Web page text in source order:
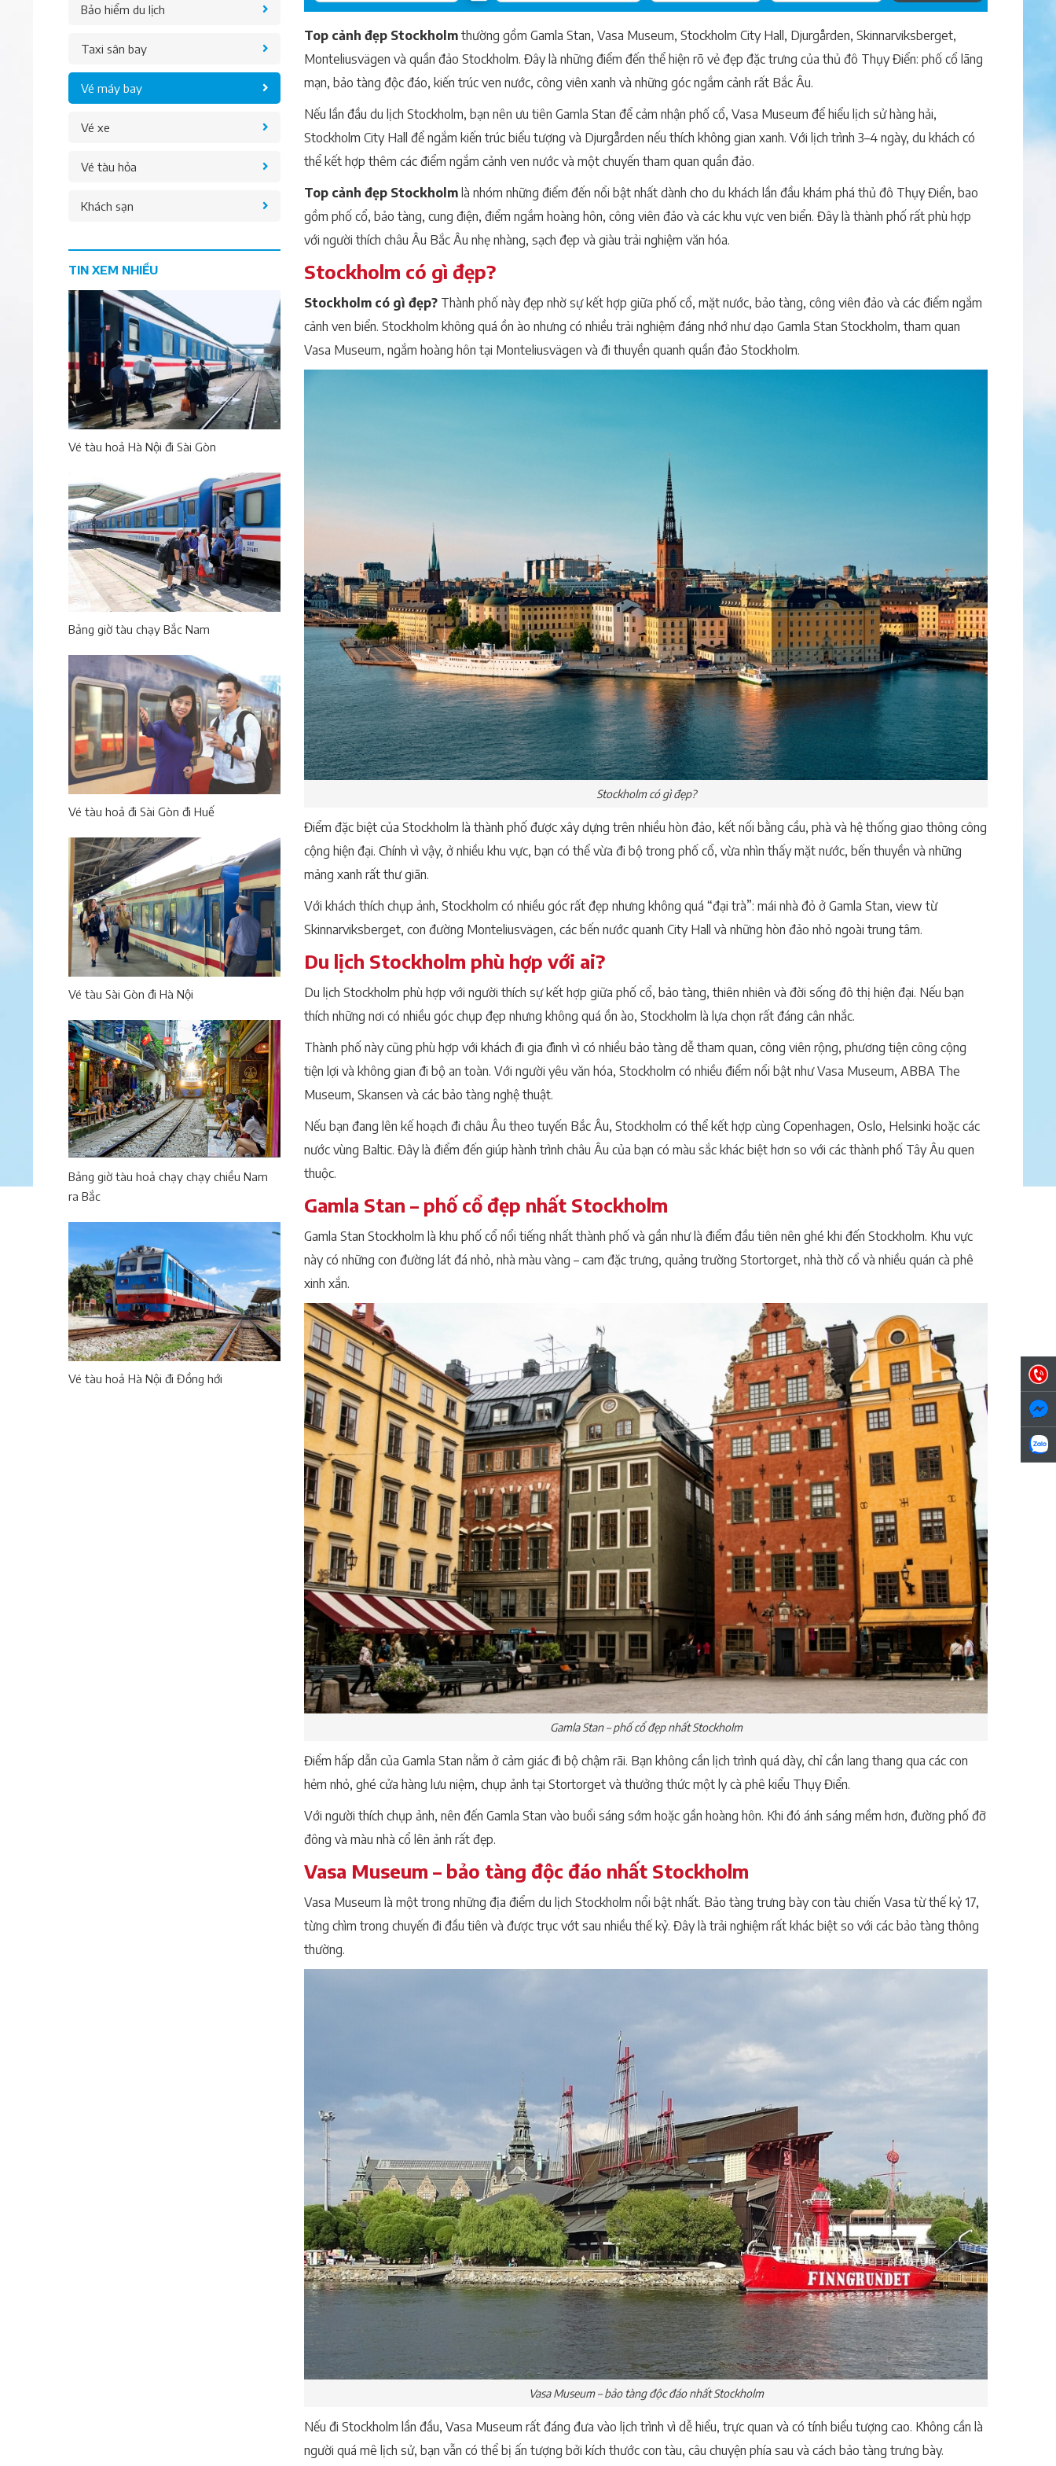
Bảo hiểm du lịch
Taxi sân bay
Vé máy bay
Vé xe
Vé tàu hỏa
Khách sạn
TIN XEM NHIỀU
Vé tàu hoả Hà Nội đi Sài Gòn
Bảng giờ tàu chạy Bắc Nam
Vé tàu hoả đi Sài Gòn đi Huế
Vé tàu Sài Gòn đi Hà Nội
Bảng giờ tàu hoả chạy chạy chiều Nam
ra Bắc
Vé tàu hoả Hà Nội đi Đồng hới
Top cảnh đẹp Stockholm thường gồm Gamla Stan, Vasa Museum, Stockholm City Hall, Djurgården, Skinnarviksberget,
Monteliusvägen và quần đảo Stockholm. Đây là những điểm đến thể hiện rõ vẻ đẹp đặc trưng của thủ đô Thụy Điển: phố cổ lãng
mạn, bảo tàng độc đáo, kiến trúc ven nước, công viên xanh và những góc ngắm cảnh rất Bắc Âu.
Nếu lần đầu du lịch Stockholm, bạn nên ưu tiên Gamla Stan để cảm nhận phố cổ, Vasa Museum để hiểu lịch sử hàng hải,
Stockholm City Hall để ngắm kiến trúc biểu tượng và Djurgården nếu thích không gian xanh. Với lịch trình 3–4 ngày, du khách có
thể kết hợp thêm các điểm ngắm cảnh ven nước và một chuyến tham quan quần đảo.
Top cảnh đẹp Stockholm là nhóm những điểm đến nổi bật nhất dành cho du khách lần đầu khám phá thủ đô Thụy Điển, bao
gồm phố cổ, bảo tàng, cung điện, điểm ngắm hoàng hôn, công viên đảo và các khu vực ven biển. Đây là thành phố rất phù hợp
với người thích châu Âu Bắc Âu nhẹ nhàng, sạch đẹp và giàu trải nghiệm văn hóa.
Stockholm có gì đẹp?
Stockholm có gì đẹp? Thành phố này đẹp nhờ sự kết hợp giữa phố cổ, mặt nước, bảo tàng, công viên đảo và các điểm ngắm
cảnh ven biển. Stockholm không quá ồn ào nhưng có nhiều trải nghiệm đáng nhớ như dạo Gamla Stan Stockholm, tham quan
Vasa Museum, ngắm hoàng hôn tại Monteliusvägen và đi thuyền quanh quần đảo Stockholm.
Stockholm có gì đẹp?
Điểm đặc biệt của Stockholm là thành phố được xây dựng trên nhiều hòn đảo, kết nối bằng cầu, phà và hệ thống giao thông công
cộng hiện đại. Chính vì vậy, ở nhiều khu vực, bạn có thể vừa đi bộ trong phố cổ, vừa nhìn thấy mặt nước, bến thuyền và những
mảng xanh rất thư giãn.
Với khách thích chụp ảnh, Stockholm có nhiều góc rất đẹp nhưng không quá “đại trà”: mái nhà đỏ ở Gamla Stan, view từ
Skinnarviksberget, con đường Monteliusvägen, các bến nước quanh City Hall và những hòn đảo nhỏ ngoài trung tâm.
Du lịch Stockholm phù hợp với ai?
Du lịch Stockholm phù hợp với người thích sự kết hợp giữa phố cổ, bảo tàng, thiên nhiên và đời sống đô thị hiện đại. Nếu bạn
thích những nơi có nhiều góc chụp đẹp nhưng không quá ồn ào, Stockholm là lựa chọn rất đáng cân nhắc.
Thành phố này cũng phù hợp với khách đi gia đình vì có nhiều bảo tàng dễ tham quan, công viên rộng, phương tiện công cộng
tiện lợi và không gian đi bộ an toàn. Với người yêu văn hóa, Stockholm có nhiều điểm nổi bật như Vasa Museum, ABBA The
Museum, Skansen và các bảo tàng nghệ thuật.
Nếu bạn đang lên kế hoạch đi châu Âu theo tuyến Bắc Âu, Stockholm có thể kết hợp cùng Copenhagen, Oslo, Helsinki hoặc các
nước vùng Baltic. Đây là điểm đến giúp hành trình châu Âu của bạn có màu sắc khác biệt hơn so với các thành phố Tây Âu quen
thuộc.
Gamla Stan – phố cổ đẹp nhất Stockholm
Gamla Stan Stockholm là khu phố cổ nổi tiếng nhất thành phố và gần như là điểm đầu tiên nên ghé khi đến Stockholm. Khu vực
này có những con đường lát đá nhỏ, nhà màu vàng – cam đặc trưng, quảng trường Stortorget, nhà thờ cổ và nhiều quán cà phê
xinh xắn.
Gamla Stan – phố cổ đẹp nhất Stockholm
Điểm hấp dẫn của Gamla Stan nằm ở cảm giác đi bộ chậm rãi. Bạn không cần lịch trình quá dày, chỉ cần lang thang qua các con
hẻm nhỏ, ghé cửa hàng lưu niệm, chụp ảnh tại Stortorget và thưởng thức một ly cà phê kiểu Thụy Điển.
Với người thích chụp ảnh, nên đến Gamla Stan vào buổi sáng sớm hoặc gần hoàng hôn. Khi đó ánh sáng mềm hơn, đường phố đỡ
đông và màu nhà cổ lên ảnh rất đẹp.
Vasa Museum – bảo tàng độc đáo nhất Stockholm
Vasa Museum là một trong những địa điểm du lịch Stockholm nổi bật nhất. Bảo tàng trưng bày con tàu chiến Vasa từ thế kỷ 17,
từng chìm trong chuyến đi đầu tiên và được trục vớt sau nhiều thế kỷ. Đây là trải nghiệm rất khác biệt so với các bảo tàng thông
thường.
Vasa Museum – bảo tàng độc đáo nhất Stockholm
Nếu đi Stockholm lần đầu, Vasa Museum rất đáng đưa vào lịch trình vì dễ hiểu, trực quan và có tính biểu tượng cao. Không cần là
người quá mê lịch sử, bạn vẫn có thể bị ấn tượng bởi kích thước con tàu, câu chuyện phía sau và cách bảo tàng trưng bày.